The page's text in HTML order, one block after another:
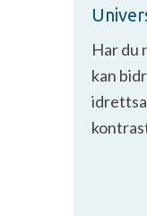
Har du
kan